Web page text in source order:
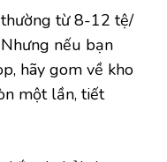
từ 8-12 tệ/
nếu bạn
hãy gom về kho
một lần, tiết